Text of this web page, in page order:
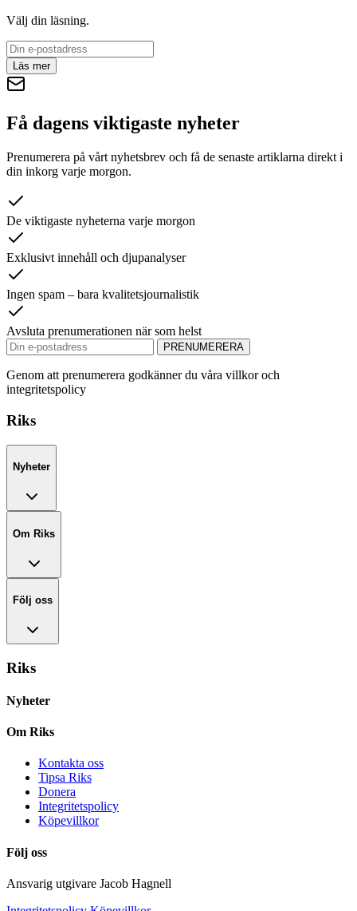
Välj din läsning.
Läs mer
Få dagens viktigaste nyheter
Prenumerera på vårt nyhetsbrev och få de senaste artiklarna direkt i
din inkorg varje morgon.
De viktigaste nyheterna varje morgon
Exklusivt innehåll och djupanalyser
Ingen spam – bara kvalitetsjournalistik
Avsluta prenumerationen när som helst
PRENUMERERA
Genom att prenumerera godkänner du våra villkor och
integritetspolicy
Riks
Nyheter
Om Riks
Följ oss
Riks
Nyheter
Om Riks
Kontakta oss
Tipsa Riks
Donera
Integritetspolicy
Köpevillkor
Följ oss
Ansvarig utgivare Jacob Hagnell